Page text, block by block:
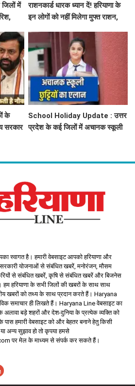
में
राशनकार्ड धारक ध्यान दें! हरियाणा के
इन लोगों को नहीं मिलेगा मुफ्त राशन,
के
सरकार
School Holiday Update : उत्तर
प्रदेश के कई जिलों में अचानक स्कूली
स्वागत है। हमारी वेबसाइट आपको हरियाणा और
योजनाओं से संबंधित खबरें, मनोरंजन, मौसम
से संबंधित खबरें, कृषि से संबंधित खबरें और बिजनेस
हरियाणा के सभी जिलों की खबरों के साथ साथ
खबरों को तथ्य के साथ प्रदान करते हैं। Haryana
समाचार ही लिखते हैं। Haryana Line वेबसाइट का
अलावा बड़े शहरों और देश-दुनिया के प्रत्येक व्यक्ति को
हमारी वेबसाइट को और बेहतर बनाने हेतु किसी
अन्य सुझाव हो तो कृपया हमसे
पर मेल के माध्यम से संपर्क कर सकते हैं।